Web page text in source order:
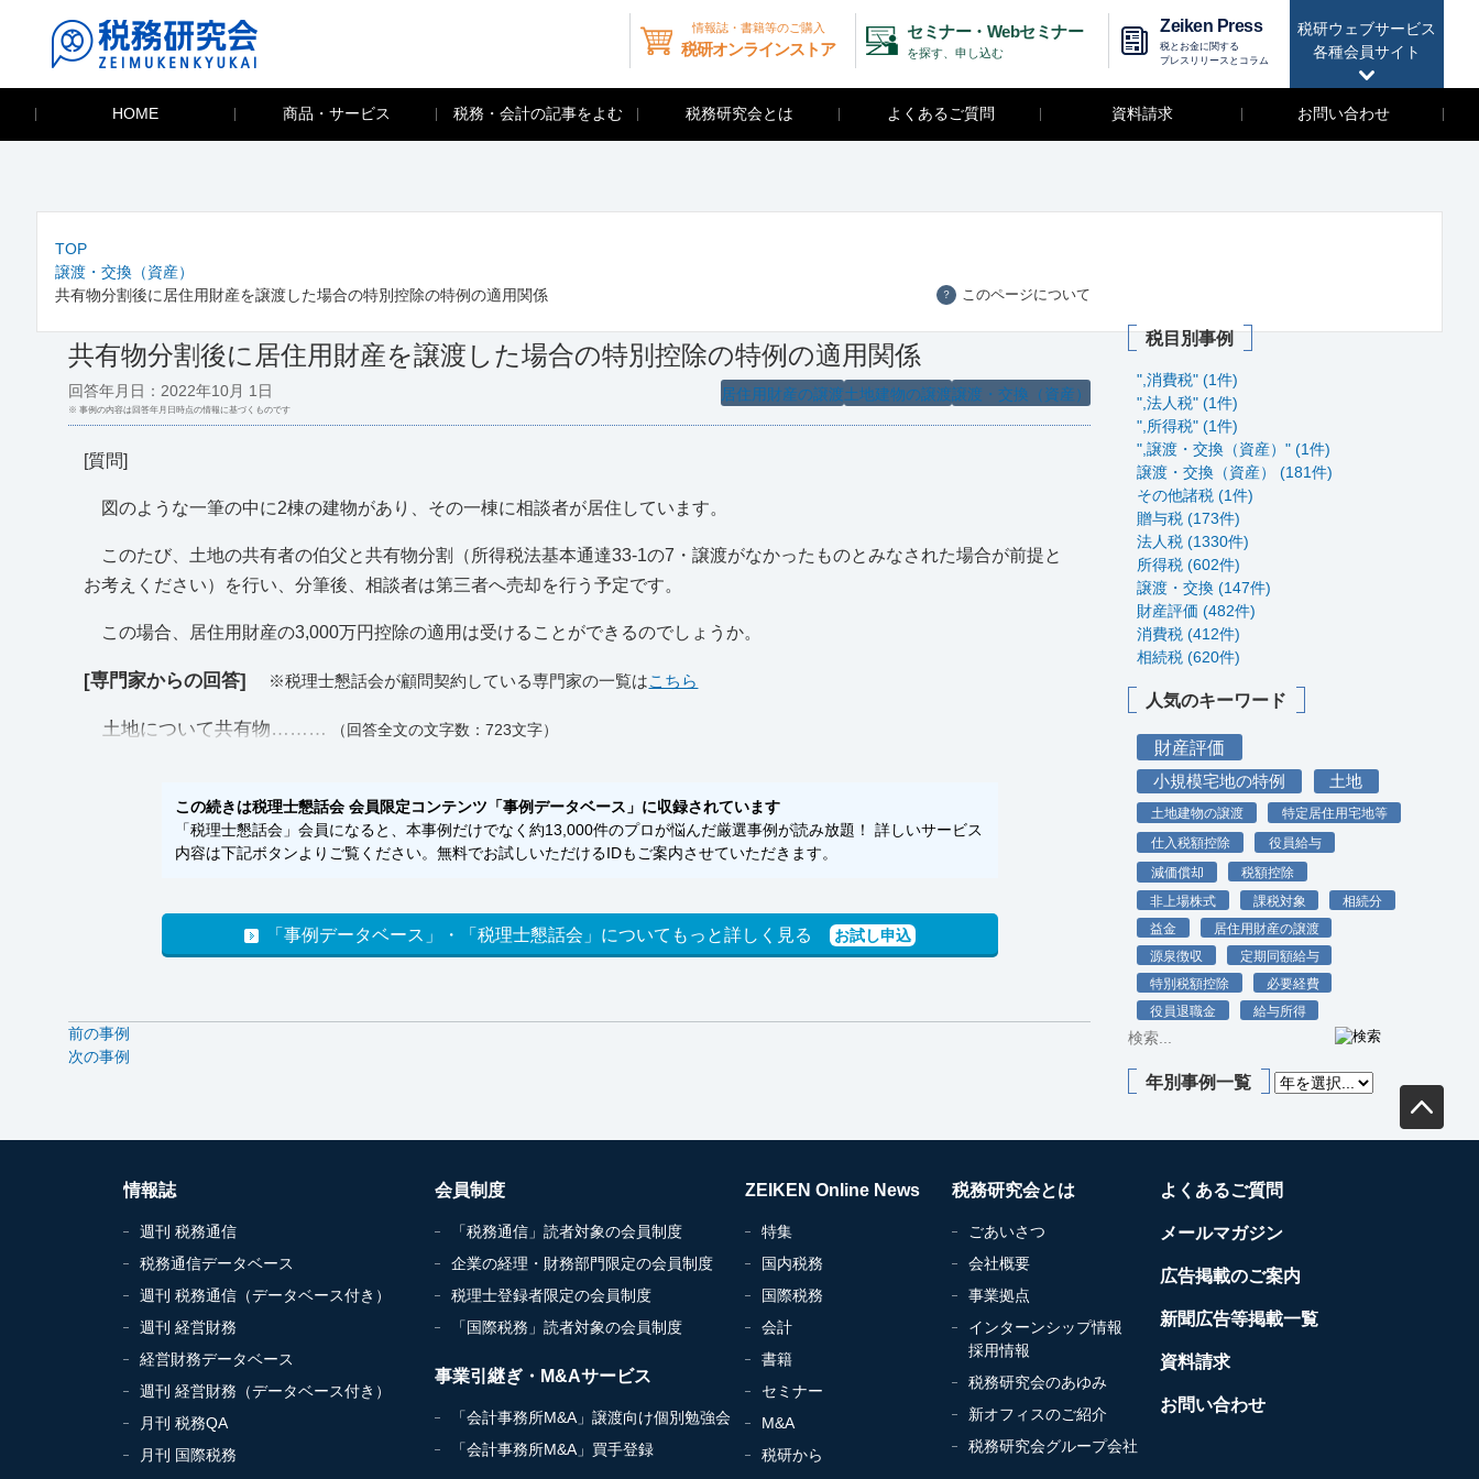
税研ウェブサービス
各種会員サイト
情報誌・書籍等のご購入
税研オンラインストア
セミナー・Webセミナー
を探す、申し込む
Zeiken Press
税とお金に関する
プレスリリースとコラム
HOME 商品・サービス 税務・会計の記事をよむ 税務研究会とは よくあるご質問 資料請求 お問い合わせ
TOP
譲渡・交換（資産）
共有物分割後に居住用財産を譲渡した場合の特別控除の特例の適用関係
？ このページについて
共有物分割後に居住用財産を譲渡した場合の特別控除の特例の適用関係
譲渡・交換（資産）
土地建物の譲渡
居住用財産の譲渡
回答年月日：2022年10月 1日
※ 事例の内容は回答年月日時点の情報に基づくものです
[質問]
図のような一筆の中に2棟の建物があり、その一棟に相談者が居住しています。
このたび、土地の共有者の伯父と共有物分割（所得税法基本通達33-1の7・譲渡がなかったものとみなされた場合が前提と
お考えください）を行い、分筆後、相談者は第三者へ売却を行う予定です。
この場合、居住用財産の3,000万円控除の適用は受けることができるのでしょうか。
[専門家からの回答] ※税理士懇話会が顧問契約している専門家の一覧はこちら
土地について共有物……… （回答全文の文字数：723文字）
この続きは税理士懇話会 会員限定コンテンツ「事例データベース」に収録されています
「税理士懇話会」会員になると、本事例だけでなく約13,000件のプロが悩んだ厳選事例が読み放題！ 詳しいサービス
内容は下記ボタンよりご覧ください。無料でお試しいただけるIDもご案内させていただきます。
「事例データベース」・「税理士懇話会」についてもっと詳しく見る お試し申込
前の事例
次の事例
税目別事例
",消費税" (1件)
",法人税" (1件)
",所得税" (1件)
",譲渡・交換（資産）" (1件)
譲渡・交換（資産） (181件)
その他諸税 (1件)
贈与税 (173件)
法人税 (1330件)
所得税 (602件)
譲渡・交換 (147件)
財産評価 (482件)
消費税 (412件)
相続税 (620件)
人気のキーワード
財産評価
小規模宅地の特例 土地
土地建物の譲渡
特定居住用宅地等
仕入税額控除
役員給与
減価償却
税額控除
非上場株式
課税対象
相続分
益金
居住用財産の譲渡
源泉徴収
定期同額給与
特別税額控除
必要経費
役員退職金
給与所得
年別事例一覧
情報誌
週刊 税務通信
税務通信データベース
週刊 税務通信（データベース付き）
週刊 経営財務
経営財務データベース
週刊 経営財務（データベース付き）
月刊 税務QA
月刊 国際税務
会員制度
「税務通信」読者対象の会員制度
企業の経理・財務部門限定の会員制度
税理士登録者限定の会員制度
「国際税務」読者対象の会員制度
事業引継ぎ・M&Aサービス
「会計事務所M&A」譲渡向け個別勉強会
「会計事務所M&A」買手登録
ZEIKEN Online News
特集
国内税務
国際税務
会計
書籍
セミナー
M&A
税研から
税務研究会とは
ごあいさつ
会社概要
事業拠点
インターンシップ情報
採用情報
税務研究会のあゆみ
新オフィスのご紹介
税務研究会グループ会社
よくあるご質問
メールマガジン
広告掲載のご案内
新聞広告等掲載一覧
資料請求
お問い合わせ